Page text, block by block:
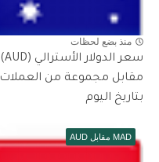
منذ بضع لحظات
سعر الدولار الأسترالي (AUD)
مقابل مجموعة من العملات
بتاريخ اليوم
MAD مقابل AUD